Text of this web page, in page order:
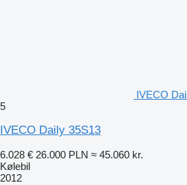
IVECO
5
IVECO Daily 35S13
6.028 € 26.000 PLN ≈ 45.060 kr.
Kølebil
2012